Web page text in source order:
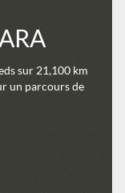
sur 21,100 km
un parcours de